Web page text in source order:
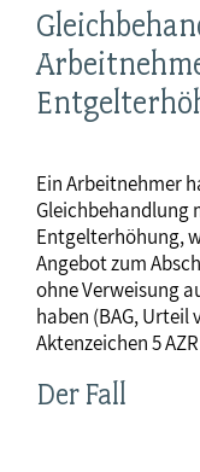
Ein Arbeitnehmer
Gleichbehandlung
Entgelterhöhung,
Angebot zum
ohne Verweisung
haben (BAG, Urteil
Aktenzeichen 5
Der Fall